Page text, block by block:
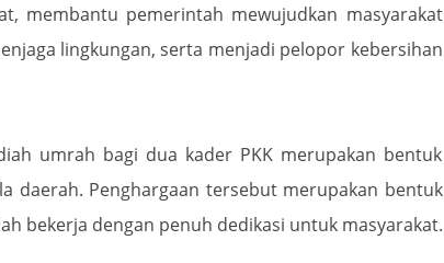
membantu pemerintah mewujudkan masyarakat
lingkungan, serta menjadi pelopor kebersihan
umrah bagi dua kader PKK merupakan bentuk
daerah. Penghargaan tersebut merupakan bentuk
bekerja dengan penuh dedikasi untuk masyarakat.